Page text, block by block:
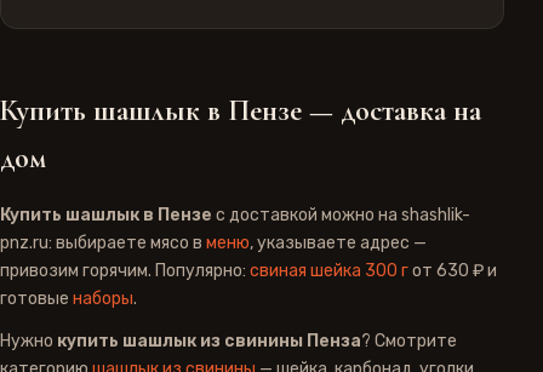
Купить шашлык в Пензе — доставка на
дом
Купить шашлык в Пензе с доставкой можно на shashlik-
pnz.ru: выбираете мясо в меню, указываете адрес —
привозим горячим. Популярно: свиная шейка 300 гот 630 ₽и
готовые наборы.
Нужно купить шашлык из свинины Пенза? Смотрите